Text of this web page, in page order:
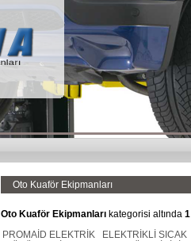
Oto Kuaför Ekipmanları
Oto Kuaför Ekipmanları kategorisi altında 1
PROMAİD ELEKTRİK
ELEKTRİKLİ SICAK